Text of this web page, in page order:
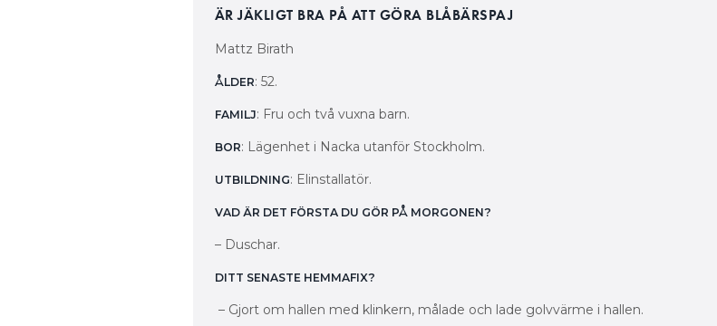
ÄR JÄKLIGT BRA PÅ ATT GÖRA BLÅBÄRSPAJ
Mattz Birath
ÅLDER: 52.
FAMILJ: Fru och två vuxna barn.
BOR: Lägenhet i Nacka utanför Stockholm.
UTBILDNING: Elinstallatör.
VAD ÄR DET FÖRSTA DU GÖR PÅ MORGONEN?
– Duschar.
DITT SENASTE HEMMAFIX?
– Gjort om hallen med klinkern, målade och lade golvvärme i hallen.